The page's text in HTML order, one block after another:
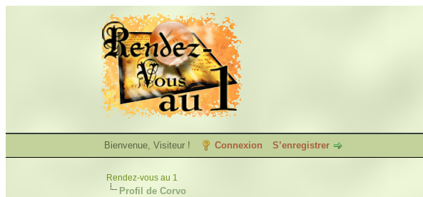
Bienvenue, Visiteur ! Connexion S’enregistrer
Rendez-vous au 1
Profil de Corvo